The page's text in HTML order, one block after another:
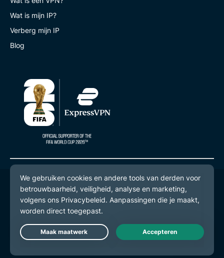
Wat is mijn IP?
Verberg mijn IP
Blog
© 2026 ExpressVPN. Alle rechten voorbehouden.
Privacybeleid
Gebruiksvoorwaarden
Cookievoorkeuren
Live Chat